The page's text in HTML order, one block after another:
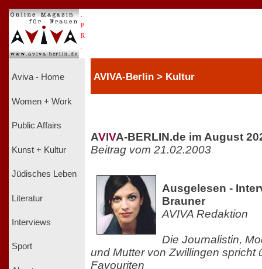
P
R
Aviva - Home
Women + Work
Public Affairs
Kunst + Kultur
Jüdisches Leben
Literatur
Interviews
Sport
AVIVA-Berlin > Kultur
AVIVA-BERLIN.de im August
Beitrag vom 21.02.2003
Ausgelesen -
Brauner
AVIVA Redaktion
Die Journalistin,
und Mutter von Zwillingen spricht
Favouriten